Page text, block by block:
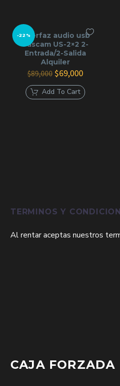
-22%
Interfaz audio usb
Tascam US-2×2 2-
Entrada/2-Salida
Alquiler
$89,000 El
precio
original
era:
$69,000El
actual
es:
Add To Cart
TERMINOS Y
Al rentar aceptas nuestros
CAJA FORZADA